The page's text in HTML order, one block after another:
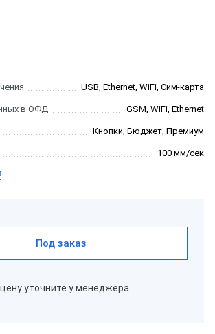
USB, Ethernet, WiFi, Сим-карта
в ОФД GSM, WiFi, Ethernet
Кнопки, Бюджет, Премиум
100 мм/сек
Под заказ
уточните у менеджера